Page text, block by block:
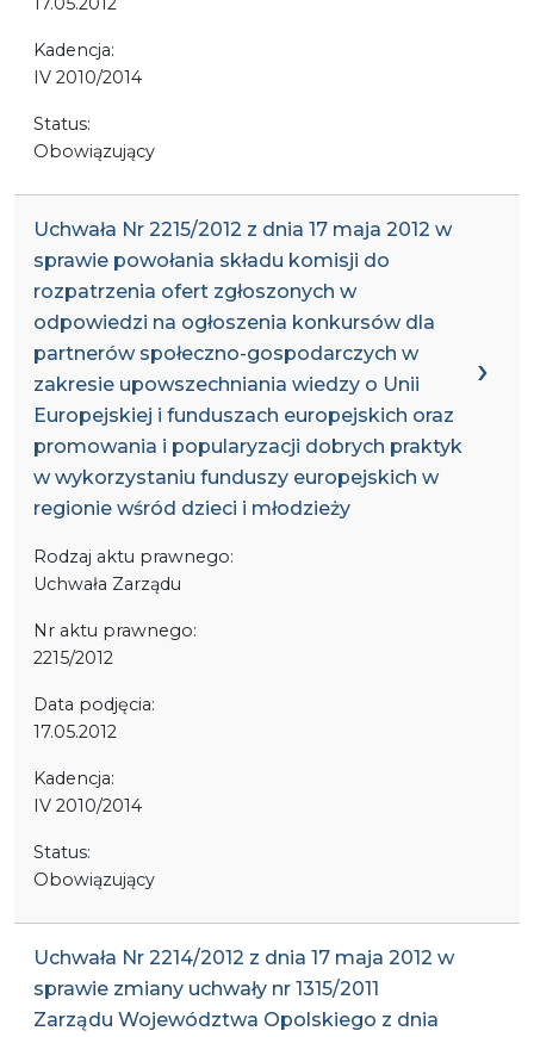
Kadencja:
IV 2010/2014
Status:
Obowiązujący
Uchwała Nr 2215/2012 z dnia 17 maja 2012 w
sprawie powołania składu komisji do
rozpatrzenia ofert zgłoszonych w
odpowiedzi na ogłoszenia konkursów dla
partnerów społeczno-gospodarczych w
zakresie upowszechniania wiedzy o Unii
Europejskiej i funduszach europejskich oraz
promowania i popularyzacji dobrych praktyk
w wykorzystaniu funduszy europejskich w
regionie wśród dzieci i młodzieży
Rodzaj aktu prawnego:
Uchwała Zarządu
Nr aktu prawnego:
2215/2012
Data podjęcia:
17.05.2012
Kadencja:
IV 2010/2014
Status:
Obowiązujący
Uchwała Nr 2214/2012 z dnia 17 maja 2012 w
sprawie zmiany uchwały nr 1315/2011
Zarządu Województwa Opolskiego z dnia